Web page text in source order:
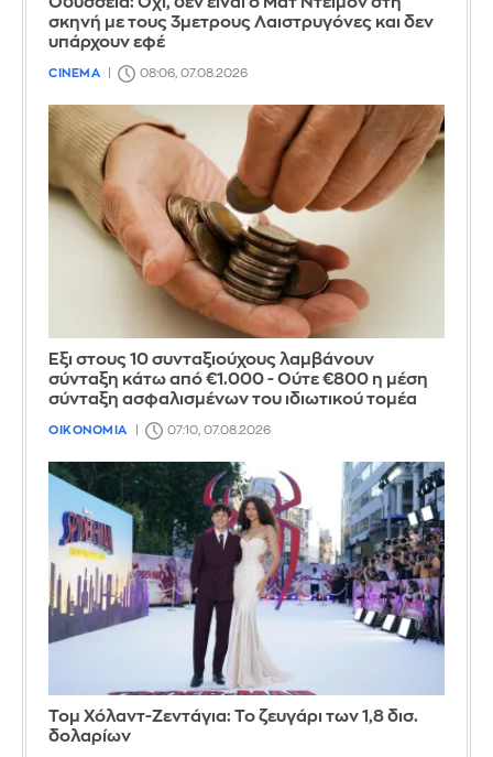
σκηνή με τους 3μετρους Λαιστρυγόνες και δεν
υπάρχουν εφέ
CINEMA 08:06, 07.08.2026
Έξι στους 10 συνταξιούχους λαμβάνουν
σύνταξη κάτω από €1.000 - Ούτε €800 η μέση
σύνταξη ασφαλισμένων του ιδιωτικού τομέα
ΟΙΚΟΝΟΜΙΑ 07:10, 07.08.2026
Τομ Χόλαντ-Ζεντάγια: Το ζευγάρι των 1,8 δισ.
δολαρίων